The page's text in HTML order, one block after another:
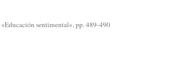
sentimental», pp. 489-490